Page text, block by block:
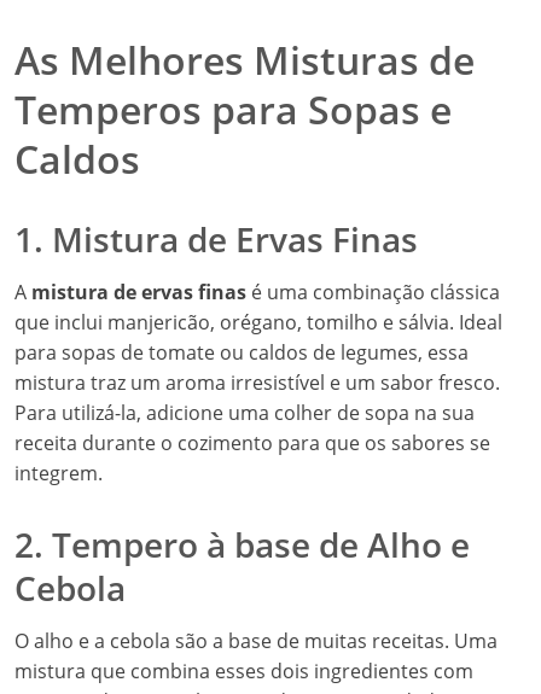
As Melhores Misturas de
Temperos para Sopas e
Caldos
1. Mistura de Ervas Finas
A mistura de ervas finas é uma combinação clássica
que inclui manjericão, orégano, tomilho e sálvia. Ideal
para sopas de tomate ou caldos de legumes, essa
mistura traz um aroma irresistível e um sabor fresco.
Para utilizá-la, adicione uma colher de sopa na sua
receita durante o cozimento para que os sabores se
integrem.
2. Tempero à base de Alho e
Cebola
O alho e a cebola são a base de muitas receitas. Uma
mistura que combina esses dois ingredientes com